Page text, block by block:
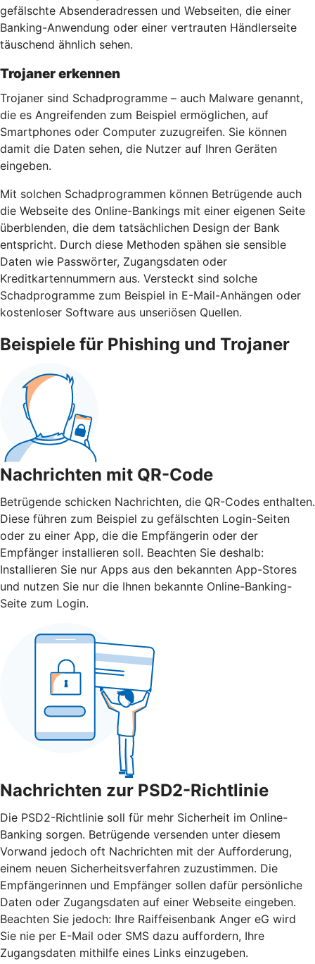
gefälschte Absenderadressen und Webseiten, die einer
Banking-Anwendung oder einer vertrauten Händlerseite
täuschend ähnlich sehen.
Trojaner erkennen
Trojaner sind Schadprogramme – auch Malware genannt,
die es Angreifenden zum Beispiel ermöglichen, auf
Smartphones oder Computer zuzugreifen. Sie können
damit die Daten sehen, die Nutzer auf Ihren Geräten
eingeben.
Mit solchen Schadprogrammen können Betrügende auch
die Webseite des Online-Bankings mit einer eigenen Seite
überblenden, die dem tatsächlichen Design der Bank
entspricht. Durch diese Methoden spähen sie sensible
Daten wie Passwörter, Zugangsdaten oder
Kreditkartennummern aus. Versteckt sind solche
Schadprogramme zum Beispiel in E-Mail-Anhängen oder
kostenloser Software aus unseriösen Quellen.
Beispiele für Phishing und Trojaner
Nachrichten mit QR-Code
Betrügende schicken Nachrichten, die QR-Codes enthalten.
Diese führen zum Beispiel zu gefälschten Login-Seiten
oder zu einer App, die die Empfängerin oder der
Empfänger installieren soll. Beachten Sie deshalb:
Installieren Sie nur Apps aus den bekannten App-Stores
und nutzen Sie nur die Ihnen bekannte Online-Banking-
Seite zum Login.
Nachrichten zur PSD2-Richtlinie
Die PSD2-Richtlinie soll für mehr Sicherheit im Online-
Banking sorgen. Betrügende versenden unter diesem
Vorwand jedoch oft Nachrichten mit der Aufforderung,
einem neuen Sicherheitsverfahren zuzustimmen. Die
Empfängerinnen und Empfänger sollen dafür persönliche
Daten oder Zugangsdaten auf einer Webseite eingeben.
Beachten Sie jedoch: Ihre Raiffeisenbank Anger eG wird
Sie nie per E-Mail oder SMS dazu auffordern, Ihre
Zugangsdaten mithilfe eines Links einzugeben.